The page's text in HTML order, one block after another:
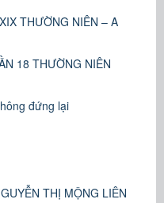
THƯỜNG NIÊN – A
18 THƯỜNG NIÊN
đứng lại
THỊ MỘNG LIÊN